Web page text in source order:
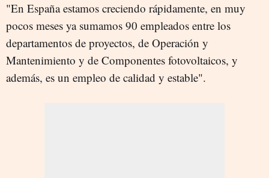
"En España estamos creciendo rápidamente, en muy
pocos meses ya sumamos 90 empleados entre los
departamentos de proyectos, de Operación y
Mantenimiento y de Componentes fotovoltaicos, y
además, es un empleo de calidad y estable".